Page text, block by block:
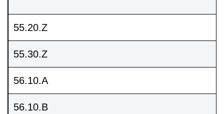
55.20.Z
55.30.Z
56.10.A
56.10.B